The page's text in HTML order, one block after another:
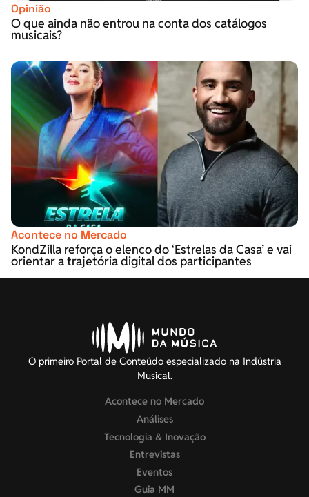
Opinião
O que ainda não entrou na conta dos catálogos
musicais?
Acontece no Mercado
KondZilla reforça o elenco do ‘Estrelas da Casa’ e vai
orientar a trajetória digital dos participantes
O primeiro Portal de Conteúdo especializado na Indústria
Musical.
Acontece no Mercado
Análises
Tecnologia & Inovação
Entrevistas
Eventos
Guia MM